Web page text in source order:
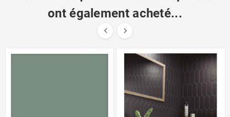
ont également acheté...
 